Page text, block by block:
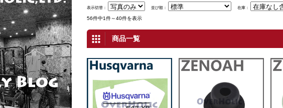
表示切替： 並び順： 在庫：
56件中1件～40件を表示
商品一覧